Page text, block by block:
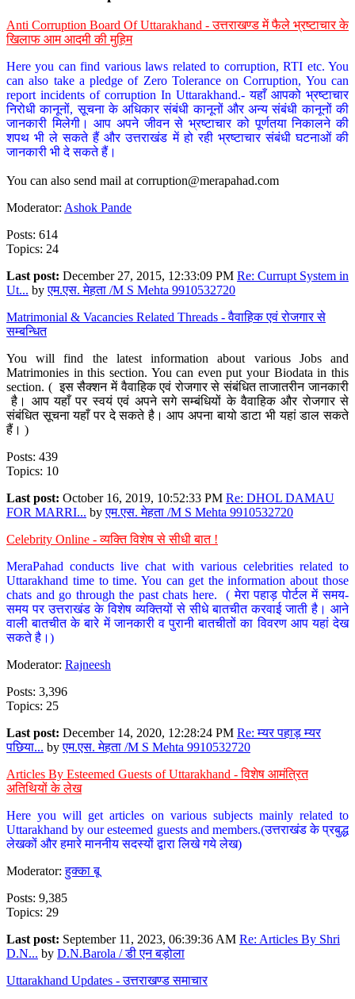
Anti Corruption Board Of Uttarakhand - उत्तराखण्ड में फैले भ्रष्टाचार के
खिलाफ आम आदमी की मुहिम
Here you can find various laws related to corruption, RTI etc. You
can also take a pledge of Zero Tolerance on Corruption, You can
report incidents of corruption In Uttarakhand.- यहाँ आपको भ्रष्टाचार
निरोधी कानूनों, सूचना के अधिकार संबंधी कानूनों और अन्य संबंधी कानूनों की
जानकारी मिलेगी। आप अपने जीवन से भ्रष्टाचार को पूर्णतया निकालने की
शपथ भी ले सकते हैं और उत्तराखंड में हो रही भ्रष्टाचार संबंधी घटनाओं की
जानकारी भी दे सकते हैं।
You can also send mail at corruption@merapahad.com
Moderator: Ashok Pande
Posts: 614
Topics: 24
Last post: December 27, 2015, 12:33:09 PM Re: Currupt System in
Ut... byएम.एस. मेहता /M S Mehta 9910532720
Matrimonial & Vacancies Related Threads - वैवाहिक एवं रोजगार से
सम्बन्धित
You will find the latest information about various Jobs and
Matrimonies in this section. You can even put your Biodata in this
section. ( इस सैक्शन में वैवाहिक एवं रोजगार से संबंधित ताजातरीन जानकारी
है। आप यहाँ पर स्वयं एवं अपने सगे सम्बंधियों के वैवाहिक और रोजगार से
संबंधित सूचना यहाँ पर दे सकते है। आप अपना बायो डाटा भी यहां डाल सकते
हैं। )
Posts: 439
Topics: 10
Last post: October 16, 2019, 10:52:33 PM Re: DHOL DAMAU
FOR MARRI... byएम.एस. मेहता /M S Mehta 9910532720
Celebrity Online - व्यक्ति विशेष से सीधी बात !
MeraPahad conducts live chat with various celebrities related to
Uttarakhand time to time. You can get the information about those
chats and go through the past chats here. ( मेरा पहाड़ पोर्टल में समय-
समय पर उत्तराखंड के विशेष व्यक्तियों से सीधे बातचीत करवाई जाती है। आने
वाली बातचीत के बारे में जानकारी व पुरानी बातचीतों का विवरण आप यहां देख
सकते है।)
Moderator: Rajneesh
Posts: 3,396
Topics: 25
Last post: December 14, 2020, 12:28:24 PM Re: म्यर पहाड़ म्यर
पछिया... byएम.एस. मेहता /M S Mehta 9910532720
Articles By Esteemed Guests of Uttarakhand - विशेष आमंत्रित
अतिथियों के लेख
Here you will get articles on various subjects mainly related to
Uttarakhand by our esteemed guests and members.(उत्तराखंड के प्रबुद्ध
लेखकों और हमारे माननीय सदस्यों द्वारा लिखे गये लेख)
Moderator:हुक्का बू
Posts: 9,385
Topics: 29
Last post: September 11, 2023, 06:39:36 AM Re: Articles By Shri
D.N... by D.N.Barola / डी एन बड़ोला
Uttarakhand Updates - उत्तराखण्ड समाचार